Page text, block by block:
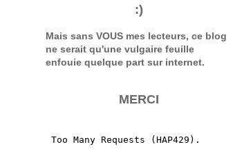
:)
Mais sans VOUS mes lecteurs, ce blog
ne serait qu'une vulgaire feuille
enfouie quelque part sur internet.
MERCI